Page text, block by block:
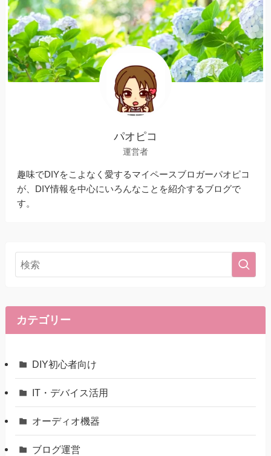
パオピコ
運営者
趣味でDIYをこよなく愛するマイペースブロガーパオピコ
が、DIY情報を中心にいろんなことを紹介するブログで
す。
カテゴリー
DIY初心者向け
IT・デバイス活用
オーディオ機器
ブログ運営